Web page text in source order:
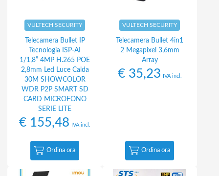
VULTECH SECURITY
Telecamera Bullet IP
Tecnologia ISP-AI
1/1,8” 4MP H.265 POE
2,8mm Led Luce Calda
30M SHOWCOLOR
WDR P2P SMART SD
CARD MICROFONO
SERIE LITE
€ 155,48 IVA incl.
Ordina ora
VULTECH SECURITY
Telecamera Bullet 4in1
2 Megapixel 3,6mm
Array
€35,23 IVA incl.
Ordina ora